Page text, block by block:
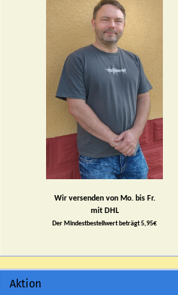
Wir versenden von Mo. bis Fr.
mit DHL
Der Mindestbestellwert beträgt 5,95€
Aktion